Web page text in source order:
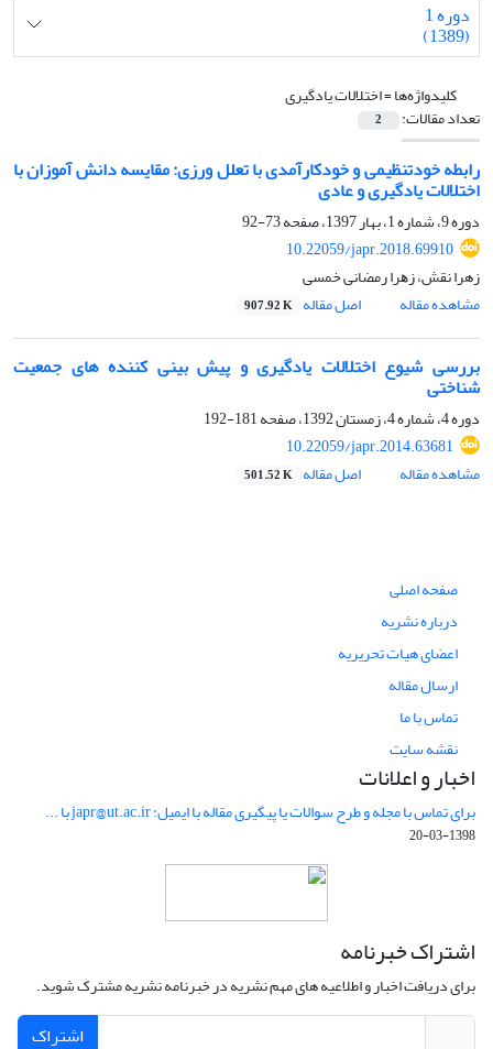
دوره 1
(1389)
کلیدواژه‌ها =اختلالات یادگیری
تعداد مقالات: 2
رابطه خودتنظیمی و خودکارآمدی با تعلل ورزی: مقایسه دانش آموزان با
اختلالات یادگیری و عادی
دوره 9، شماره 1، بهار 1397، صفحه
73-92
10.22059/japr.2018.69910
زهرا نقش، زﻫﺮا رﻣﻀﺎﻧﯽ ﺧﻤﺴﯽ
مشاهده مقاله
اصل مقاله 907.92 K
بررسی شیوع اختلالات یادگیری و پیش بینی کننده های جمعیت
شناختی
دوره 4، شماره 4، زمستان 1392، صفحه
181-192
10.22059/japr.2014.63681
مشاهده مقاله
اصل مقاله 501.52 K
صفحه اصلی
درباره نشریه
اعضای هیات تحریریه
ارسال مقاله
تماس با ما
نقشه سایت
اخبار و اعلانات
برای تماس با مجله و طرح سوالات یا پیگیری مقاله با ایمیل: japr@ut.ac.ir با ...
1398-03-20
اشتراک خبرنامه
برای دریافت اخبار و اطلاعیه های مهم نشریه در خبرنامه نشریه مشترک شوید.
اشتراک